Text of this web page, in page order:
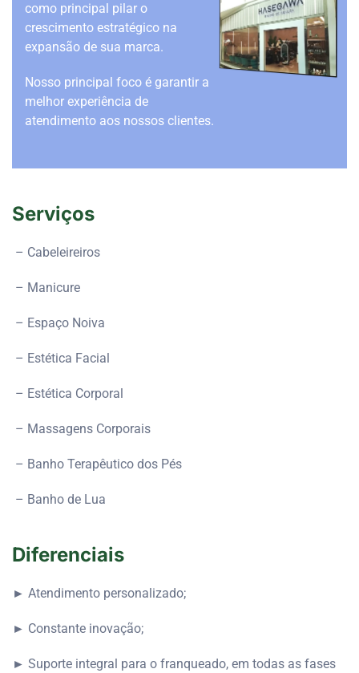
como principal pilar o
crescimento estratégico na
expansão de sua marca.
Nosso principal foco é garantir a
melhor experiência de
atendimento aos nossos clientes.
Serviços
– Cabeleireiros
– Manicure
– Espaço Noiva
– Estética Facial
– Estética Corporal
– Massagens Corporais
– Banho Terapêutico dos Pés
– Banho de Lua
Diferenciais
► Atendimento personalizado;
► Constante inovação;
► Suporte integral para o franqueado, em todas as fases